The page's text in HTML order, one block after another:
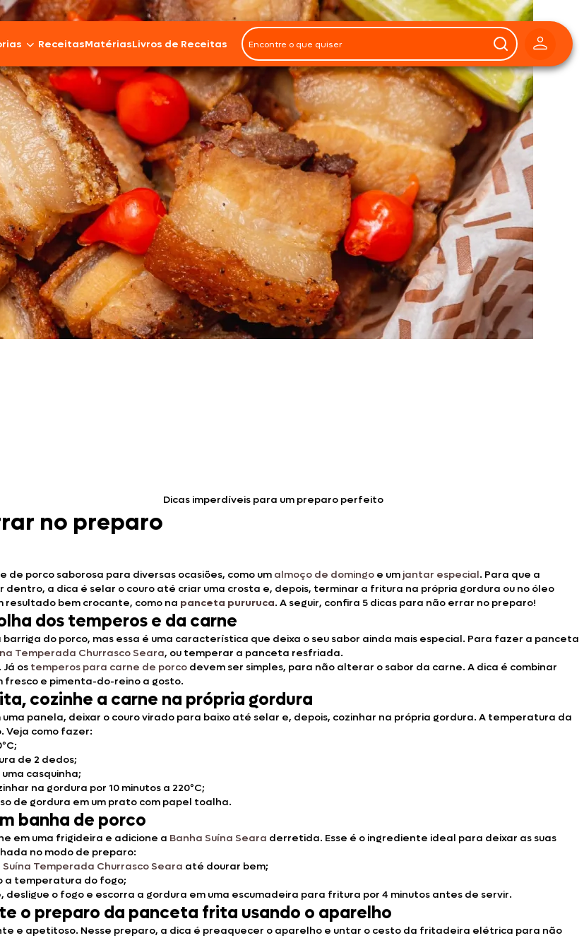
Suínas
e Embutidos
e Frutos do Mar
Vegetal
Bolos e Sobremesas
ReceitasMatériasLivros de Receitas
no preparo
Dicas imperdíveis para um preparo perfeito
porco saborosa para diversas ocasiões, como um almoço de domingo e um jantar especial. Para que a
a dica é selar o couro até criar uma crosta e, depois, terminar a fritura na própria gordura ou no óleo
resultado bem crocante, como na panceta pururuca. A seguir, confira 5 dicas para não errar no preparo!
dos temperos e da carne
do porco, mas essa é uma característica que deixa o seu sabor ainda mais especial. Para fazer a panceta
Temperada Churrasco Seara, ou temperar a panceta resfriada.
os temperos para carne de porco devem ser simples, para não alterar o sabor da carne. A dica é combinar
fresco e pimenta-do-reino a gosto.
cozinhe a carne na própria gordura
panela, deixar o couro virado para baixo até selar e, depois, cozinhar na própria gordura. A temperatura da
Veja como fazer:
de 2 dedos;
casquinha;
na gordura por 10 minutos a 220ºC;
de gordura em um prato com papel toalha.
banha de porco
em uma frigideira e adicione a Banha Suína Seara derretida. Esse é o ingrediente ideal para deixar as suas
no modo de preparo:
Temperada Churrasco Seara até dourar bem;
a temperatura do fogo;
o fogo e escorra a gordura em uma escumadeira para fritura por 4 minutos antes de servir.
o preparo da panceta frita usando o aparelho
e apetitoso. Nesse preparo, a dica é preaquecer o aparelho e untar o cesto da fritadeira elétrica para não